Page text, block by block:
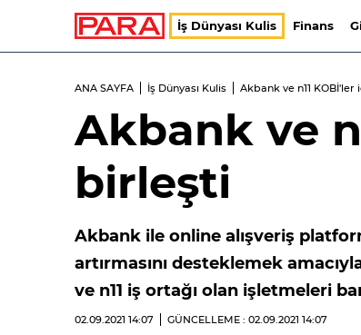
İş Dünyası Kulis Finans
ANA SAYFA İş Dünyası Kulis Akbank ve n11 KOBİ'ler
Akbank ve
birleşti
Akbank ile online alışveriş
artırmasını desteklemek
ve n11 iş ortağı olan işletmeleri
02.09.2021 14:07 GÜNCELLEME : 02.09.2021 14:07